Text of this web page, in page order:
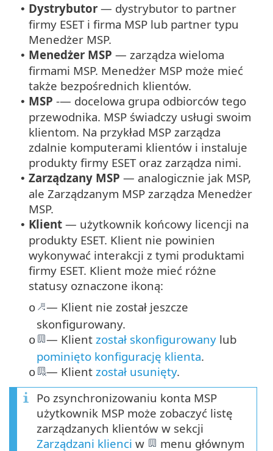
• Dystrybutor — dystrybutor to partner
firmy ESET i firma MSP lub partner typu
Menedżer MSP.
• Menedżer MSP — zarządza wieloma
firmami MSP. Menedżer MSP może mieć
także bezpośrednich klientów.
• MSP -— docelowa grupa odbiorców tego
przewodnika. MSP świadczy usługi swoim
klientom. Na przykład MSP zarządza
zdalnie komputerami klientów i instaluje
produkty firmy ESET oraz zarządza nimi.
• Zarządzany MSP — analogicznie jak MSP,
ale Zarządzanym MSP zarządza Menedżer
MSP.
• Klient — użytkownik końcowy licencji na
produkty ESET. Klient nie powinien
wykonywać interakcji z tymi produktami
firmy ESET. Klient może mieć różne
statusy oznaczone ikoną:
o
— Klient nie został jeszcze
skonfigurowany.
o — Klient został skonfigurowany lub
pominięto konfigurację klienta.
o — Klient został usunięty.
Po zsynchronizowaniu konta MSP
użytkownik MSP może zobaczyć listę
zarządzanych klientów w sekcji
Zarządzani klienci w menu głównym